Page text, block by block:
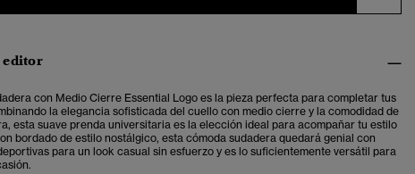
editor
con Medio Cierre Essential Logo es la pieza perfecta para completar tus
la elegancia sofisticada del cuello con medio cierre y la comodidad de
esta suave prenda universitaria es la elección ideal para acompañar tu estilo
bordado de estilo nostálgico, esta cómoda sudadera quedará genial con
para un look casual sin esfuerzo y es lo suficientemente versátil para